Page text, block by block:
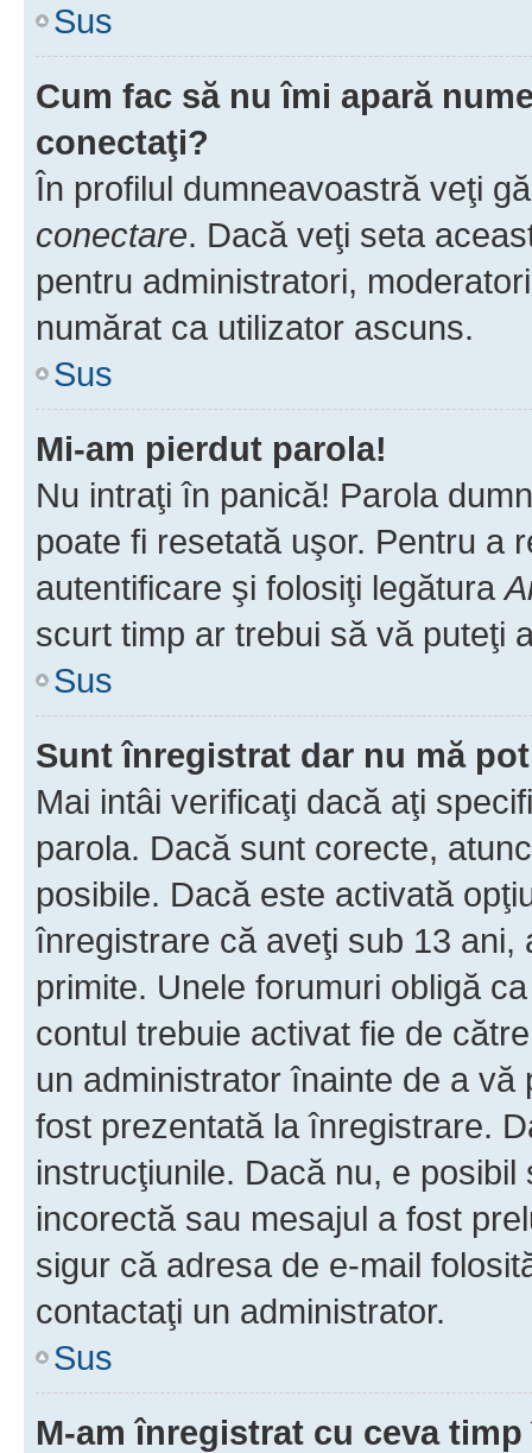
Sus
Cum fac să nu îmi apară
conectaţi?
În profilul dumneavoastră veţi
conectare. Dacă veţi seta
pentru administratori,
numărat ca utilizator ascuns.
Sus
Mi-am pierdut parola!
Nu intraţi în panică! Parola
poate fi resetată uşor. Pentru a
autentificare şi folosiţi legătura
scurt timp ar trebui să vă puteţi
Sus
Sunt înregistrat dar nu mă
Mai intâi verificaţi dacă aţi
parola. Dacă sunt corecte,
posibile. Dacă este activată
înregistrare că aveţi sub 13
primite. Unele forumuri obligă
contul trebuie activat fie de
un administrator înainte de a
fost prezentată la înregistrare.
instrucţiunile. Dacă nu, e
incorectă sau mesajul a fost
sigur că adresa de e-mail
contactaţi un administrator.
Sus
M-am înregistrat cu ceva